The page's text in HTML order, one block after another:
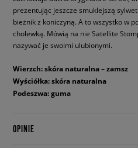
prezentując jeszcze smuklejszą
bieżnik z koniczyną. A to wszystko w
cholewką. Mówią na nie Satellite
nazywać je swoimi ulubionymi.
Wierzch: skóra naturalna – zamsz
Wyściółka: skóra naturalna
Podeszwa: guma
OPINIE